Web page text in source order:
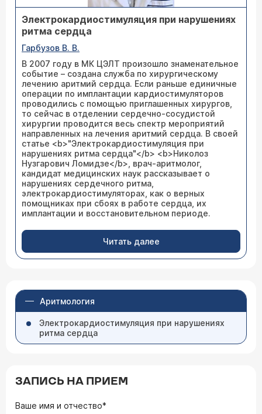
Электрокардио­стимуляция при нарушениях
ритма сердца
Гарбузов В. В.
В 2007 году в МК ЦЭЛТ произошло знаменательное
событие – создана служба по хирургическому
лечению аритмий сердца. Если раньше единичные
операции по имплантации кардиостимуляторов
проводились с помощью приглашенных хирургов,
то сейчас в отделении сердечно-сосудистой
хирургии проводится весь спектр мероприятий
направленных на лечения аритмий сердца. В своей
статье <b>"Электрокардиостимуляция при
нарушениях ритма сердца"</b> <b>Николоз
Нузгарович Ломидзе</b>, врач-аритмолог,
кандидат медицинских наук рассказывает о
нарушениях сердечного ритма,
электрокардиостимуляторах, как о верных
помощниках при сбоях в работе сердца, их
имплантации и восстановительном периоде.
Читать далее
Аритмология
Электрокардио­стимуляция при нарушениях
ритма сердца
ЗАПИСЬ НА ПРИЕМ
Ваше имя и отчество*